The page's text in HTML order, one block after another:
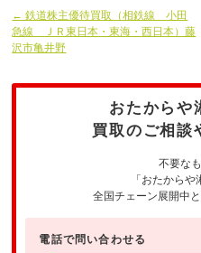
← 鉄道株主優待買取（相鉄線 小田
急線 ＪＲ東日本・東海・西日本）藤
沢市亀井野
おたからや
買取のご相談
不要な
「おたから
全国チェーン展開中
電話で問い合わせる